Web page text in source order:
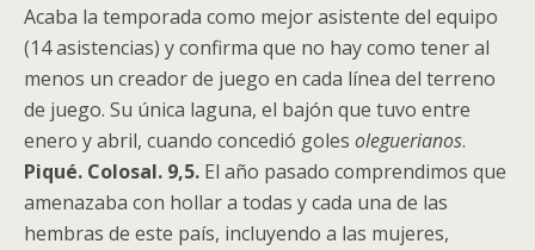
Acaba la temporada como mejor asistente del equipo
(14 asistencias) y confirma que no hay como tener al
menos un creador de juego en cada línea del terreno
de juego. Su única laguna, el bajón que tuvo entre
enero y abril, cuando concedió goles oleguerianos.
Piqué. Colosal. 9,5. El año pasado comprendimos que
amenazaba con hollar a todas y cada una de las
hembras de este país, incluyendo a las mujeres,